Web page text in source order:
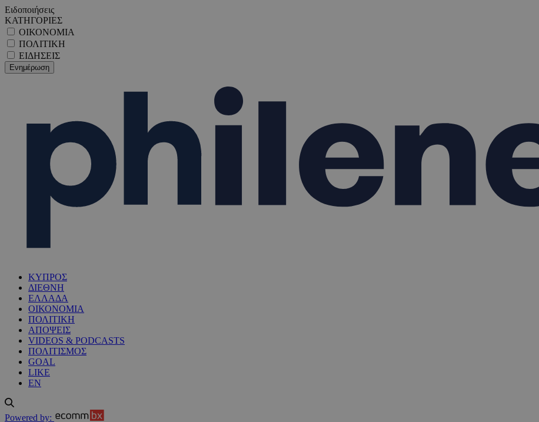
Ειδοποιήσεις
ΚΑΤΗΓΟΡΙΕΣ
ΟΙΚΟΝΟΜΙΑ
ΠΟΛΙΤΙΚΗ
ΕΙΔΗΣΕΙΣ
ΚΥΠΡΟΣ
ΔΙΕΘΝΗ
ΕΛΛΑΔΑ
ΟΙΚΟΝΟΜΙΑ
ΠΟΛΙΤΙΚΗ
ΑΠΟΨΕΙΣ
VIDEOS & PODCASTS
ΠΟΛΙΤΙΣΜΟΣ
GOAL
LIKE
EN
Powered by: